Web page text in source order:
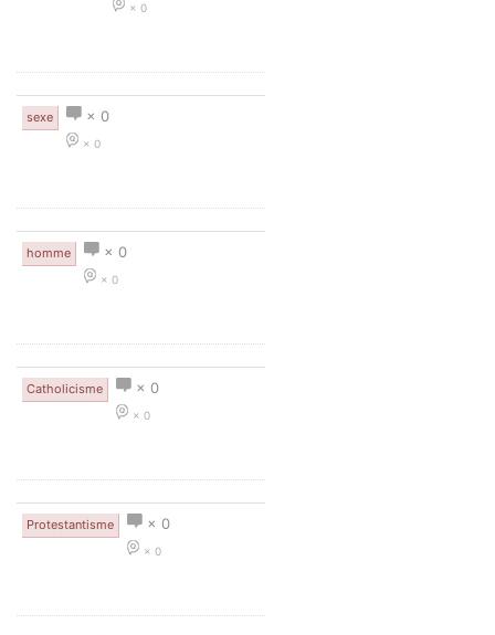
× 0
sexe × 0
× 0
homme × 0
× 0
Catholicisme × 0
× 0
Protestantisme × 0
× 0